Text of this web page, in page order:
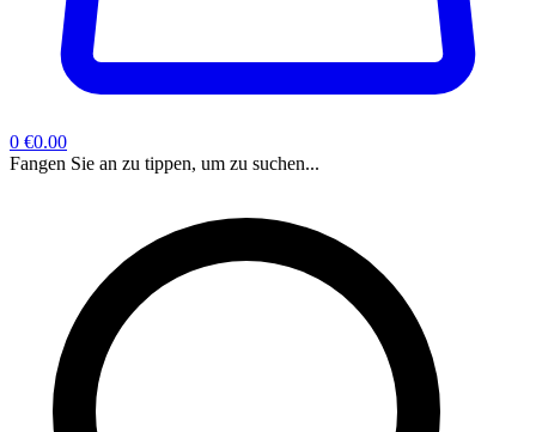
0 €0.00
Fangen Sie an zu tippen, um zu suchen...